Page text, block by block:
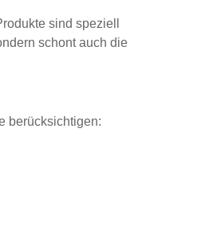
sind speziell
schont auch die
berücksichtigen: